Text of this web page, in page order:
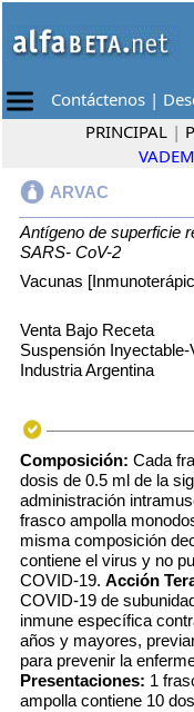
Contáctenos |
PRINCIPAL |
ARVAC
Antígeno de superficie
SARS- CoV-2
Vacunas
Venta Bajo Receta
Suspensión
Industria Argentina
Composición: Cada
dosis de 0.5 ml de la
administración
frasco ampolla
misma composición
contiene el virus y no
COVID-19. Acción
COVID-19 de
inmune específica
años y mayores,
para prevenir la
Presentaciones: 1
ampolla contiene 10